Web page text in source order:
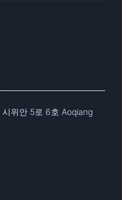
위안 5로 6호 Aoqiang